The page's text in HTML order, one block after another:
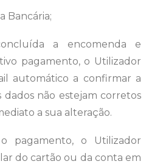
Bancária;
a encomenda e
pagamento, o Utilizador
automático a confirmar a
dados não estejam corretos
a sua alteração.
pagamento, o Utilizador
do cartão ou da conta em